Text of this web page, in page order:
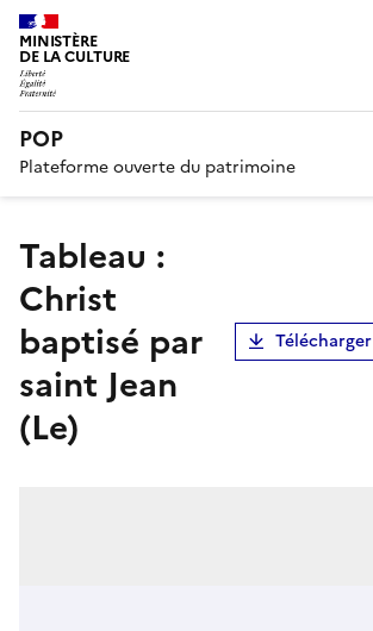
MINISTÈRE
DE LA CULTURE
POP
Plateforme ouverte du patrimoine
tableau :
Christ
baptisé par
saint Jean
(Le)
Télécharger